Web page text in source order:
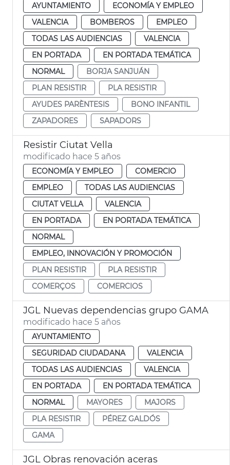
AYUNTAMIENTO
ECONOMÍA Y EMPLEO
VALENCIA
BOMBEROS
EMPLEO
TODAS LAS AUDIENCIAS
VALENCIA
EN PORTADA
EN PORTADA TEMÁTICA
NORMAL
BORJA SANJUÁN
PLAN RESISTIR
PLA RESISTIR
AYUDES PARÈNTESIS
BONO INFANTIL
ZAPADORES
SAPADORS
Resistir Ciutat Vella
modificado hace 5 años
ECONOMÍA Y EMPLEO
COMERCIO
EMPLEO
TODAS LAS AUDIENCIAS
CIUTAT VELLA
VALENCIA
EN PORTADA
EN PORTADA TEMÁTICA
NORMAL
EMPLEO, INNOVACIÓN Y PROMOCIÓN
PLAN RESISTIR
PLA RESISTIR
COMERÇOS
COMERCIOS
JGL Nuevas dependencias grupo GAMA
modificado hace 5 años
AYUNTAMIENTO
SEGURIDAD CIUDADANA
VALENCIA
TODAS LAS AUDIENCIAS
VALENCIA
EN PORTADA
EN PORTADA TEMÁTICA
NORMAL
MAYORES
MAJORS
PLA RESISTIR
PÉREZ GALDÓS
GAMA
JGL Obras renovación aceras